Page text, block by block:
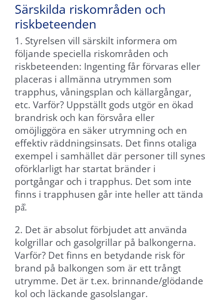
Särskilda riskområden och
riskbeteenden
1. Styrelsen vill särskilt informera om
följande speciella riskområden och
riskbeteenden: Ingenting får förvaras eller
placeras i allmänna utrymmen som
trapphus, våningsplan och källargångar,
etc. Varför? Uppställt gods utgör en ökad
brandrisk och kan försvåra eller
omöjliggöra en säker utrymning och en
effektiv räddningsinsats. Det finns otaliga
exempel i samhället där personer till synes
oförklarligt har startat bränder i
portgångar och i trapphus. Det som inte
finns i trapphusen går inte heller att tända
på̊.
2. Det är absolut förbjudet att använda
kolgrillar och gasolgrillar på balkongerna.
Varför? Det finns en betydande risk för
brand på balkongen som är ett trångt
utrymme. Det är t.ex. brinnande/glödande
kol och läckande gasolslangar.
Upplevelse
För att vår
webbplats
ska prestera
så bra som
möjligt under
ditt besök.
Om du nekar
dessa
cookies
kommer viss
funktionalitet
att försvinna
från webben.
Genom att dela
med dig av dina
intressen och ditt
beteende när du
surfar ökar du
chansen att få se